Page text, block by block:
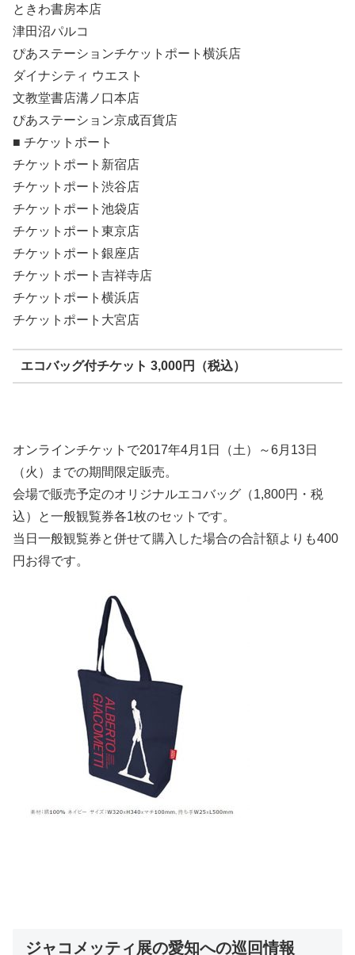
ときわ書房本店
津田沼パルコ
ぴあステーションチケットポート横浜店
ダイナシティ ウエスト
文教堂書店溝ノ口本店
ぴあステーション京成百貨店
■ チケットポート
チケットポート新宿店
チケットポート渋谷店
チケットポート池袋店
チケットポート東京店
チケットポート銀座店
チケットポート吉祥寺店
チケットポート横浜店
チケットポート大宮店
エコバッグ付チケット 3,000円（税込）
オンラインチケットで2017年4月1日（土）～6月13日
（火）までの期間限定販売。
会場で販売予定のオリジナルエコバッグ（1,800円・税
込）と一般観覧券各1枚のセットです。
当日一般観覧券と併せて購入した場合の合計額よりも400
円お得です。
ジャコメッティ展の愛知への巡回情報